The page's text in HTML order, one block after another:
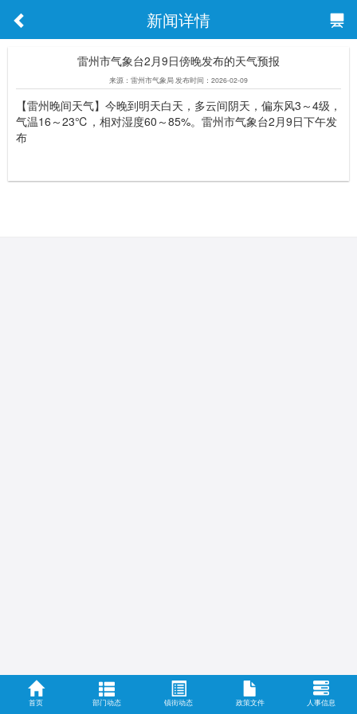
新闻详情
雷州市气象台2月9日傍晚发布的天气预报
来源：雷州市气象局 发布时间：2026-02-09
【雷州晚间天气】今晚到明天白天，多云间阴天，偏东风3～4级，
气温16～23℃，相对湿度60～85%。雷州市气象台2月9日下午发
布
首页 部门动态 镇街动态 政策文件 人事信息